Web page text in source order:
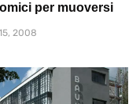
per muoversi
2008